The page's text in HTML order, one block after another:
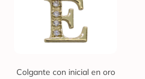
Colgante con inicial en oro